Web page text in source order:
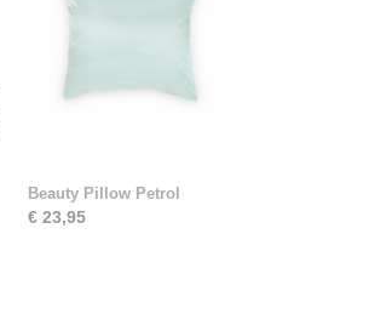
Beauty Pillow Petrol
€ 23,95